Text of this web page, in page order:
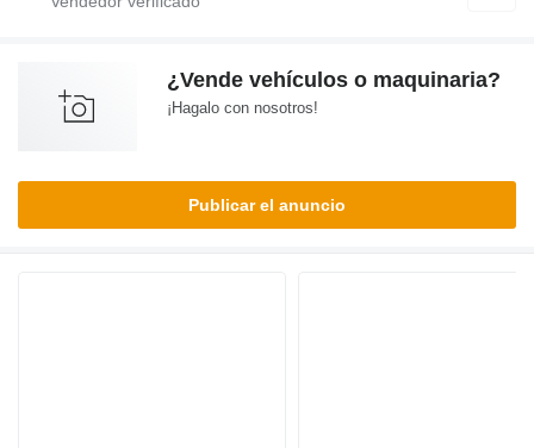
¿Vende vehículos o maquinaria?
¡Hagalo con nosotros!
Publicar el anuncio